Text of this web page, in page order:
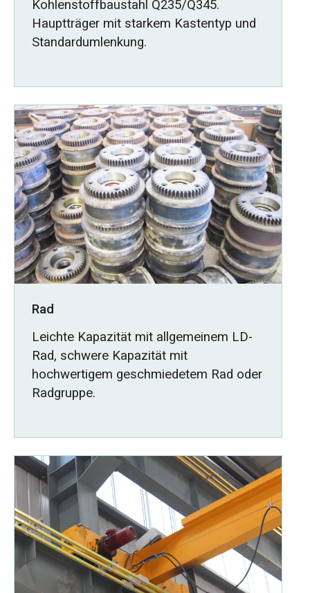
Kohlenstoffbaustahl Q235/Q345.
Hauptträger mit starkem Kastentyp und
Standardumlenkung.
Rad
Leichte Kapazität mit allgemeinem LD-
Rad, schwere Kapazität mit
hochwertigem geschmiedetem Rad oder
Radgruppe.